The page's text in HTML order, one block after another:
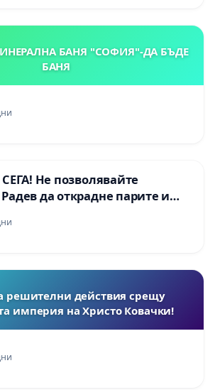
БАНЯ "СОФИЯ"-ДА БЪДЕ
БАНЯ
Не позволявайте
да открадне парите и
решителни действия срещу
империя на Христо Ковачки!